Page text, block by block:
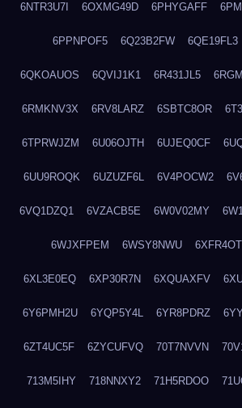
6NTR3U7I 6OXMG49D 6PHYGAFF
6PPNPOF5 6Q23B2FW 6QE19FL3
6QKOAUOS 6QVIJ1K1 6R431JL5
6RMKNV3X 6RV8LARZ 6SBTC8OR
6TPRWJZM 6U06OJTH 6UJEQ0CF
6UU9ROQK 6UZUZF6L 6V4POCW2
6VQ1DZQ1 6VZACB5E 6W0V02MY
6WJXFPEM 6WSY8NWU
6XL3E0EQ 6XP30R7N 6XQUAXFV
6Y6PMH2U 6YQP5Y4L 6YR8PDRZ
6ZT4UC5F 6ZYCUFVQ 70T7NVVN
713M5IHY 718NNXY2 71H5RDOO